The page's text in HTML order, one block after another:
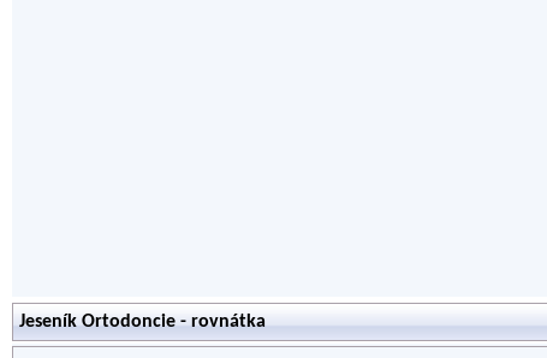
Jeseník Ortodoncie - rovnátka